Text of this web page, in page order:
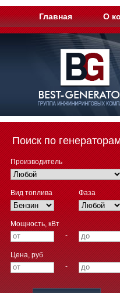
Главная О
Поиск по
Производитель
Вид топлива Фаза
Мощность, кВт
-
Цена, руб
-